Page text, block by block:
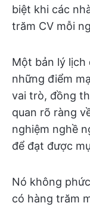
biệt khi các
trăm CV mỗi
Một bản lý lịch
những điểm
vai trò, đồng
quan rõ ràng
nghiệm nghề
để đạt được
Nó không
có hàng trăm